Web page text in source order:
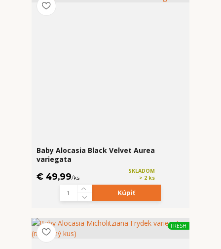
Baby Alocasia Black Velvet Aurea
variegata
€ 49,99/ks
SKLADOM
> 2 ks
Kúpiť
FRESH